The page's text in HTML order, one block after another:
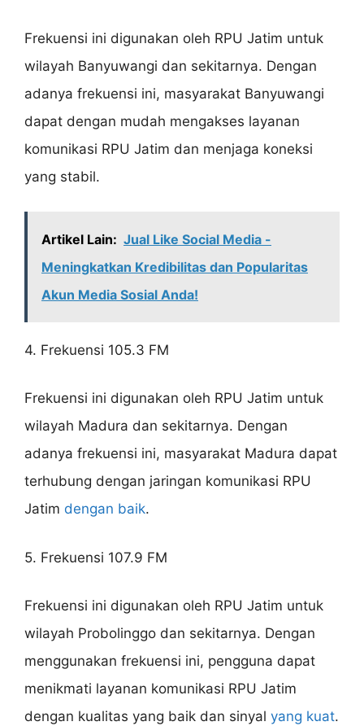
Frekuensi ini digunakan oleh RPU Jatim untuk
wilayah Banyuwangi dan sekitarnya. Dengan
adanya frekuensi ini, masyarakat Banyuwangi
dapat dengan mudah mengakses layanan
komunikasi RPU Jatim dan menjaga koneksi
yang stabil.
Artikel Lain: Jual Like Social Media -
Meningkatkan Kredibilitas dan Popularitas
Akun Media Sosial Anda!
4. Frekuensi 105.3 FM
Frekuensi ini digunakan oleh RPU Jatim untuk
wilayah Madura dan sekitarnya. Dengan
adanya frekuensi ini, masyarakat Madura dapat
terhubung dengan jaringan komunikasi RPU
Jatim dengan baik.
5. Frekuensi 107.9 FM
Frekuensi ini digunakan oleh RPU Jatim untuk
wilayah Probolinggo dan sekitarnya. Dengan
menggunakan frekuensi ini, pengguna dapat
menikmati layanan komunikasi RPU Jatim
dengan kualitas yang baik dan sinyal yang kuat.